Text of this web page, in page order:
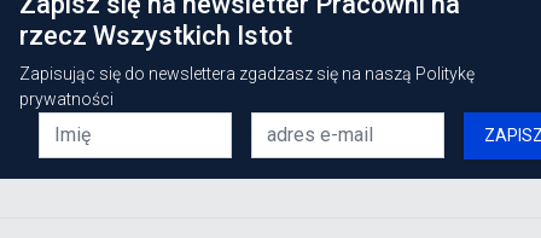
rzecz Wszystkich Istot
Zapisując się do newslettera zgadzasz się na naszą Politykę
prywatności